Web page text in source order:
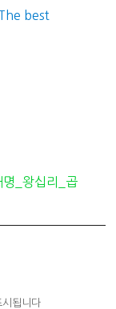
best
명_왕십리_곱
시됩니다